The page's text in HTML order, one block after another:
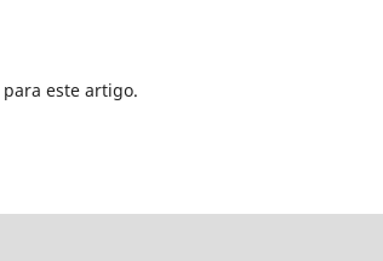
para este artigo.